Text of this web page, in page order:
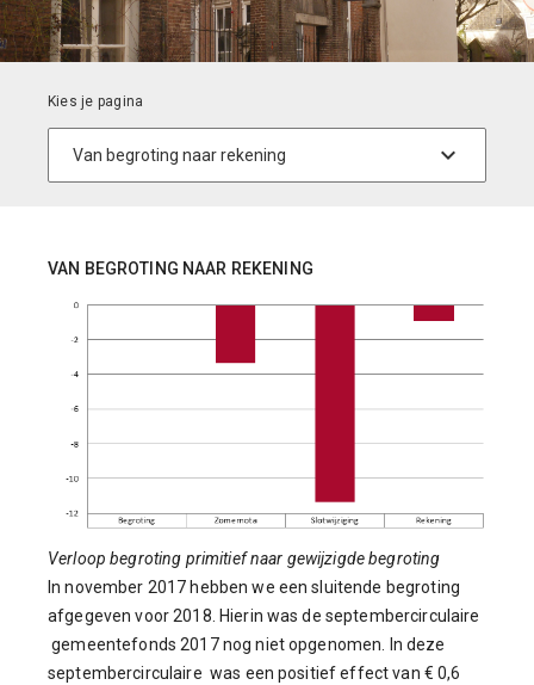
VAN BEGROTING NAAR REKENING
Verloop begroting primitief naar gewijzigde begroting
In november 2017 hebben we een sluitende begroting
afgegeven voor 2018. Hierin was de septembercirculaire
gemeentefonds 2017 nog niet opgenomen. In deze
septembercirculaire was een positief effect van € 0,6